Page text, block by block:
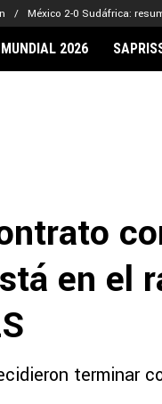
México 2-0 Sudáfrica:
MUNDIAL 2026
en el
terminar